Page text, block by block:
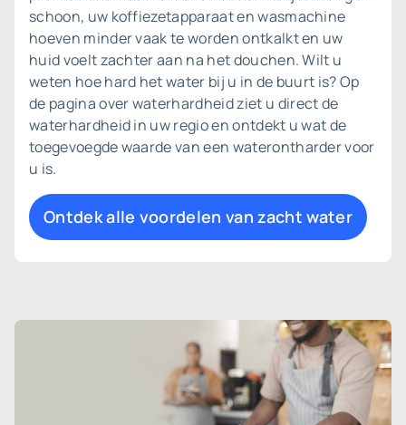
schoon, uw koffiezetapparaat en wasmachine
hoeven minder vaak te worden ontkalkt en uw
huid voelt zachter aan na het douchen. Wilt u
weten hoe hard het water bij u in de buurt is? Op
de pagina overwaterhardheidziet u direct de
waterhardheid in uw regio en ontdekt u wat de
toegevoegde waarde van een waterontharder voor
u is.
Ontdek alle voordelen van zacht water